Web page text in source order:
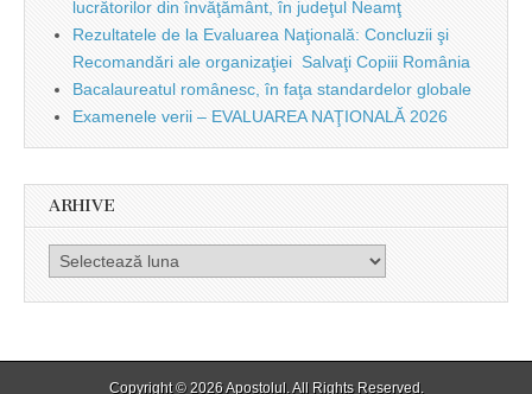
lucrătorilor din învăţământ, în judeţul Neamţ
Rezultatele de la Evaluarea Naţională: Concluzii şi
Recomandări ale organizaţiei Salvaţi Copiii România
Bacalaureatul românesc, în faţa standardelor globale
Examenele verii – EVALUAREA NAŢIONALĂ 2026
ARHIVE
Arhive
Copyright © 2026Apostolul. All Rights Reserved.